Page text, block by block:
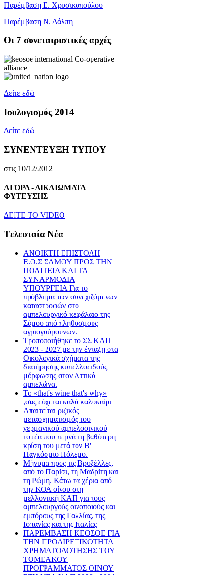
Παρέμβαση Ε. Χρυσικοπούλου
Παρέμβαση Ν. Δάλπη
Oι 7 συνεταιριστικές αρχές
Δείτε εδώ
Ισολογισμός 2014
Δείτε εδώ
ΣΥΝΕΝΤΕΥΞΗ ΤΥΠΟΥ
στις 10/12/2012
ΑΓΟΡΑ - ΔΙΚΑΙΩΜΑΤΑ
ΦΥΤΕΥΣΗΣ
ΔEITE TO VIDEO
Tελευταία Nέα
ΑΝΟΙΚΤΗ ΕΠΙΣΤΟΛΗ
Ε.Ο.Σ ΣΑΜΟΥ ΠΡΟΣ ΤΗΝ
ΠΟΛΙΤΕΙΑ ΚΑΙ ΤΑ
ΣΥΝΑΡΜΟΔΙΑ
ΥΠΟΥΡΓΕΙΑ Για το
πρόβλημα των συνεχιζόμενων
καταστροφών στο
αμπελουργικό κεφάλαιο της
Σάμου από πληθυσμούς
αγριογούρουνων.
Τροποποιήθηκε το ΣΣ ΚΑΠ
2023 - 2027 με την ένταξη στα
Οικολογικά σχήματα της
διατήρησης κυπελλοειδούς
μόρφωσης στον Αττικό
αμπελώνα.
Το «that's wine that's why»
,σας εύχεται καλό καλοκαίρι
Απαιτείται ριζικός
μετασχηματισμός του
γερμανικού αμπελοοινικού
τομέα που περνά τη βαθύτερη
κρίση του μετά τον Β'
Παγκόσμιο Πόλεμο.
Μήνυμα προς τις Βρυξέλλες,
από το Παρίσι, τη Μαδρίτη και
τη Ρώμη. Κάτω τα χέρια από
την ΚΟΑ οίνου στη
μελλοντική ΚΑΠ για τους
αμπελουργούς οινοποιούς και
εμπόρους της Γαλλίας, της
Ισπανίας και της Ιταλίας
ΠΑΡΕΜΒΑΣΗ ΚΕΟΣΟΕ ΓΙΑ
ΤΗΝ ΠΡΟΑΙΡΕΤΙΚΟΤΗΤΑ
ΧΡΗΜΑΤΟΔΟΤΗΣΗΣ ΤΟΥ
ΤΟΜΕΑΚΟΥ
ΠΡΟΓΡΑΜΜΑΤΟΣ ΟΙΝΟΥ